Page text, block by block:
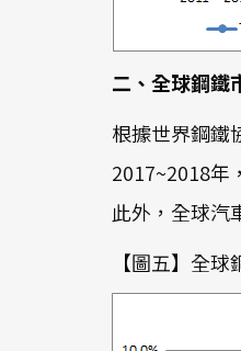
二、全球鋼鐵
根據世界鋼鐵
2017~2018年
此外，全球汽
【圖五】全